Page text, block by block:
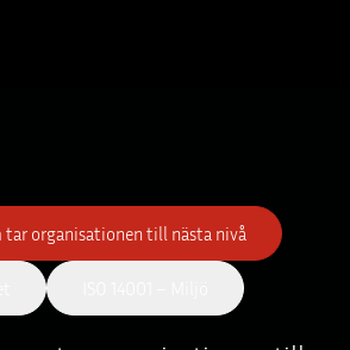
tar organisationen till nästa nivå